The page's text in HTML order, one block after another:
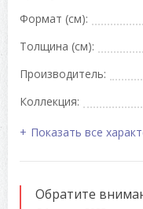
Формат (см):
Толщина (см):
Производитель:
Коллекция:
Показать все
Обратите